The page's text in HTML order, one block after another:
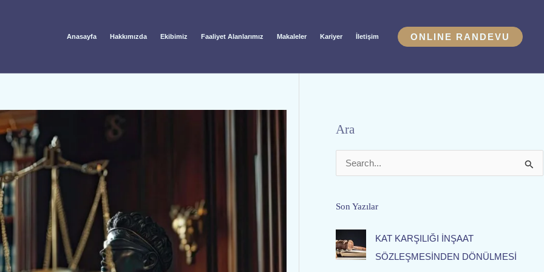
Anasayfa Hakkımızda Ekibimiz Faaliyet Alanlarımız Makaleler Kariyer İletişim ONLINE RANDEVU
Ara
a
c
h
Son Yazılar
KAT KARŞILIĞI İNŞAAT
SÖZLEŞMESİNDEN DÖNÜLMESİ